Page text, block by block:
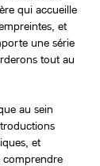
qui accueille
et
une série
tout au
au sein
et
comprendre